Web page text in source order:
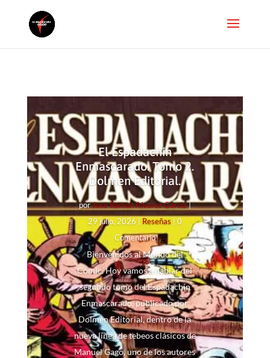
El Espadachín
Enmascarado. Tomo 2.
Dolmen Editorial.
porJose Ramon Alvarez Garcia|
29 julio, 2026
Reseñas | 0
Comentario
Bienvenidos al Mundo del
Cómic. Hoy vamos a hablar del
segundo tomo del Espadachín
Enmascarado, publicado por
Dolmen Editorial, dentro de la
nueva línea de tebeos clásicos de
Manuel Gago, uno de los autores